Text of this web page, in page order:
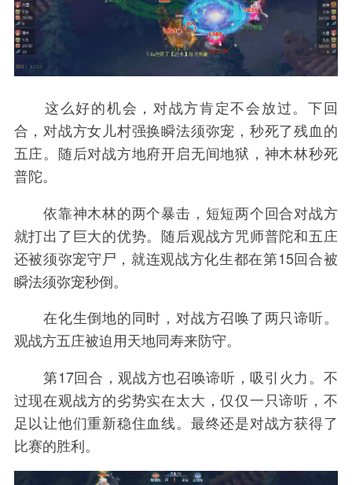
这么好的机会，对战方肯定不会放过。下回
合，对战方女儿村强换瞬法须弥宠，秒死了残血的
五庄。随后对战方地府开启无间地狱，神木林秒死
普陀。
依靠神木林的两个暴击，短短两个回合对战方
就打出了巨大的优势。随后观战方咒师普陀和五庄
还被须弥宠守尸，就连观战方化生都在第15回合被
瞬法须弥宠秒倒。
在化生倒地的同时，对战方召唤了两只谛听。
观战方五庄被迫用天地同寿来防守。
第17回合，观战方也召唤谛听，吸引火力。不
过现在观战方的劣势实在太大，仅仅一只谛听，不
足以让他们重新稳住血线。最终还是对战方获得了
比赛的胜利。